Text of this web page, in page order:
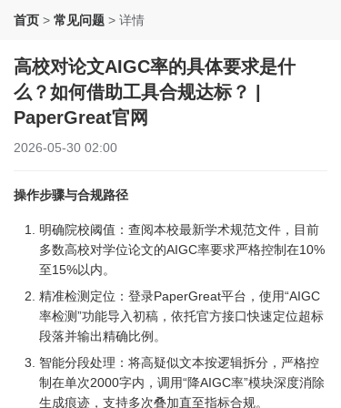
首页 > 常见问题 > 详情
高校对论文AIGC率的具体要求是什
么？如何借助工具合规达标？ |
PaperGreat官网
2026-05-30 02:00
操作步骤与合规路径
明确院校阈值：查阅本校最新学术规范文件，目前
多数高校对学位论文的AIGC率要求严格控制在10%
至15%以内。
精准检测定位：登录PaperGreat平台，使用“AIGC
率检测”功能导入初稿，依托官方接口快速定位超标
段落并输出精确比例。
智能分段处理：将高疑似文本按逻辑拆分，严格控
制在单次2000字内，调用“降AIGC率”模块深度消除
生成痕迹，支持多次叠加直至指标合规。